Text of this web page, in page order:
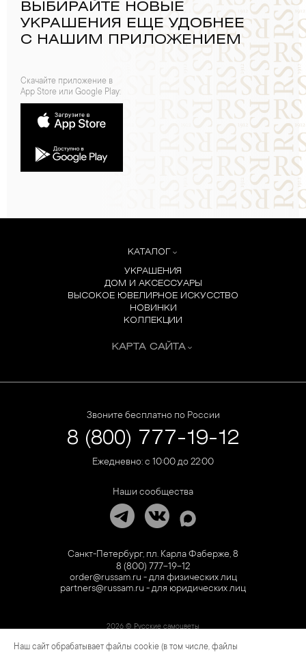
ВЫБИРАЙТЕ НОВЫЕ
УКРАШЕНИЯ ЕЩЕ УДОБНЕЕ
С НАШИМ ПРИЛОЖЕНИЕМ
Скачайте приложение в
App Store или Google Play:
КАТАЛОГ
УКРАШЕНИЯ
ДОМ И АКСЕССУАРЫ
ВЫСОКОЕ ЮВЕЛИРНОЕ ИСКУССТВО
НОВИНКИ
КОЛЛЕКЦИИ
КАРТА САЙТА
Звоните бесплатно по России
8 (800) 777-19-12
Ежедневно: с 10:00 до 22:00
Наши сообщества
Санкт-Петербург, пл. Карла Фаберже, 8
8 (800) 777-19-12
order@russam.ru - для физических лиц
partners@russam.ru - для юридических лиц
2026 © Русские самоцветы
Предложение не является публичной офертой. Цены на сайте и в розничной сети
Наш сайт обрабатывает файлы cookie (в том числе, файлы